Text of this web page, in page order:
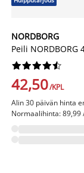
NORDBORG
Peili NORDBORG






42,50/KPL
Alin 30 päivän hinta
Normaalihinta: 89,99